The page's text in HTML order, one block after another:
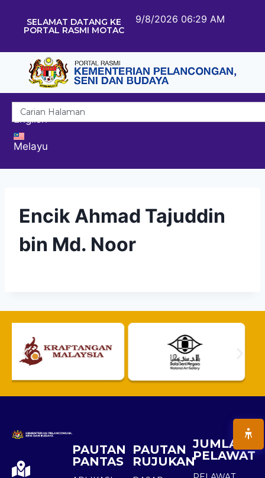
SELAMAT DATANG KE
PORTAL RASMI MOTAC
9/8/2026 06:29 AM
English
Melayu
Encik Ahmad Tajuddin
bin Md. Noor
PAUTAN
PANTAS
PAUTAN
RUJUKAN
JUMLAH
PELAWAT